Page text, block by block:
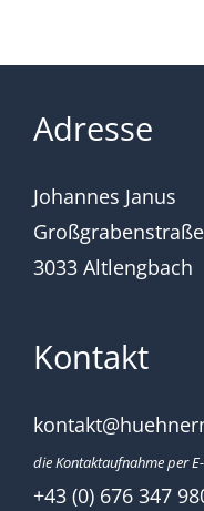
Adresse
Johannes Janus
3033 Altlengbach
Kontakt
die Kontaktaufnahme per
+43 (0) 676 347